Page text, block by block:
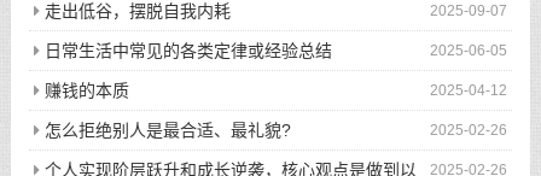
2025-09-07
走出低谷，摆脱自我内耗
2025-06-05
日常生活中常见的各类定律或经验总结
2025-04-12
赚钱的本质
2025-02-26
怎么拒绝别人是最合适、最礼貌?
2025-02-26
个人实现阶层跃升和成长逆袭，核心观点是做到以